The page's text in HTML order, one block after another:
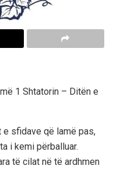
1 Shtatorin – Ditën e
sfidave që lamë pas,
i kemi përballuar.
të cilat në të ardhmen